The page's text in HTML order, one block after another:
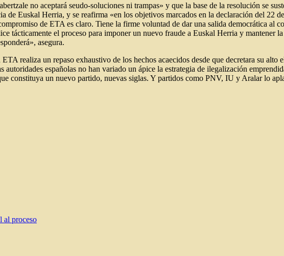
no aceptará seudo-soluciones ni trampas» y que la base de la resolución se
de Euskal Herria, y se reafirma «en los objetivos marcados en la declaración del 22
de ETA es claro. Tiene la firme voluntad de dar una salida democrática al
tácticamente el proceso para imponer un nuevo fraude a Euskal Herria y mantener
asegura.
realiza un repaso exhaustivo de los hechos acaecidos desde que decretara su
autoridades españolas no han variado un ápice la estrategia de ilegalización
constituya un nuevo partido, nuevas siglas. Y partidos como PNV, IU y Aralar lo
al proceso